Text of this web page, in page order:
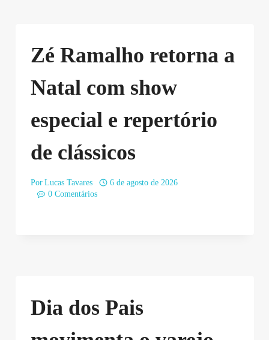
Zé Ramalho retorna a
Natal com show
especial e repertório
de clássicos
Por Lucas Tavares
6 de agosto de 2026
0 Comentários
Dia dos Pais